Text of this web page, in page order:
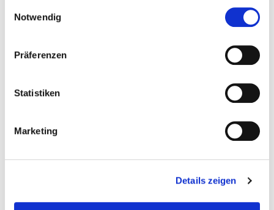
Notwendig
Präferenzen
Statistiken
Marketing
Details zeigen
Night + Fog (Norilsk) 5, 2007, Bromide Print, 3 Tafeln
gerahmt, dreiteilig, 244,3 x 323,6 cm